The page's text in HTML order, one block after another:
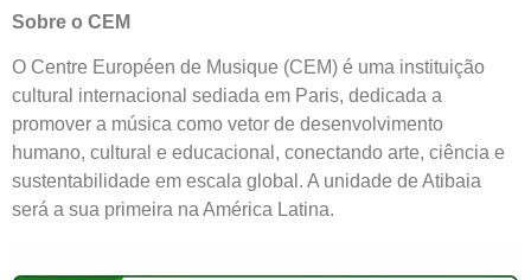
Sobre o CEM
O Centre Européen de Musique (CEM) é uma instituição
cultural internacional sediada em Paris, dedicada a
promover a música como vetor de desenvolvimento
humano, cultural e educacional, conectando arte, ciência e
sustentabilidade em escala global. A unidade de Atibaia
será a sua primeira na América Latina.